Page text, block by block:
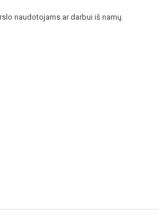
naudotojams ar darbui iš namų.